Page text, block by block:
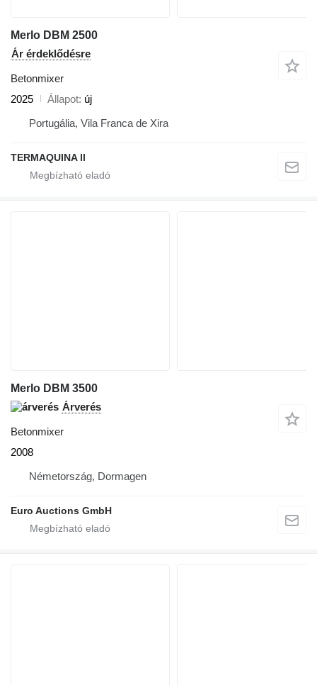
Merlo DBM 2500
Ár érdeklődésre
Betonmixer
2025
Állapot új
Portugália, Vila Franca de Xira
TERMAQUINA ll
Merlo DBM 3500
Árverés
Betonmixer
2008
Németország, Dormagen
Euro Auctions GmbH